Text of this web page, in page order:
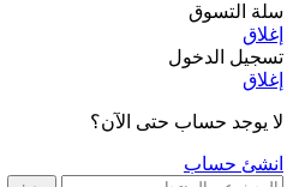
سلة التسوق
إغلاق
تسجيل الدخول
إغلاق
لا يوجد حساب حتى الآن؟
انشئ حساب